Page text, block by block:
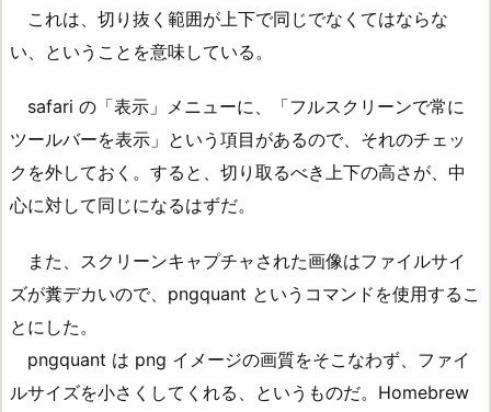
これは、切り抜く範囲が上下で同じでなくてはならな
い、ということを意味している。
safari の「表示」メニューに、「フルスクリーンで常に
ツールバーを表示」という項目があるので、それのチェッ
クを外しておく。すると、切り取るべき上下の高さが、中
心に対して同じになるはずだ。
また、スクリーンキャプチャされた画像はファイルサイ
ズが糞デカいので、pngquant というコマンドを使用するこ
とにした。
pngquant は png イメージの画質をそこなわず、ファイ
ルサイズを小さくしてくれる、というものだ。Homebrew